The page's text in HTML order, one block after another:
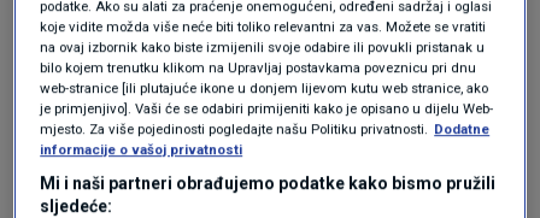
pišetportal.
VIDEO / SAD i EU postigle trgovinski
sporazum: Ovo su detalji
EKONOMIJA|27. srp.
Naime, carine na europsko željezo i aluminij
podatke. Ako su alati za praćenje onemogućeni, određeni sadržaj i oglasi
koje vidite možda više neće biti toliko relevantni za vas. Možete se vratiti
na ovaj izbornik kako biste izmijenili svoje odabire ili povukli pristanak u
bilo kojem trenutku klikom na Upravljaj postavkama poveznicu pri dnu
web-stranice [ili plutajuće ikone u donjem lijevom kutu web stranice, ako
je primjenjivo]. Vaši će se odabiri primijeniti kako je opisano u dijelu Web-
mjesto. Za više pojedinosti pogledajte našu Politiku privatnosti. Dodatne
informacije o vašoj privatnosti
Mi i naši partneri obrađujemo podatke kako bismo pružili
sljedeće: